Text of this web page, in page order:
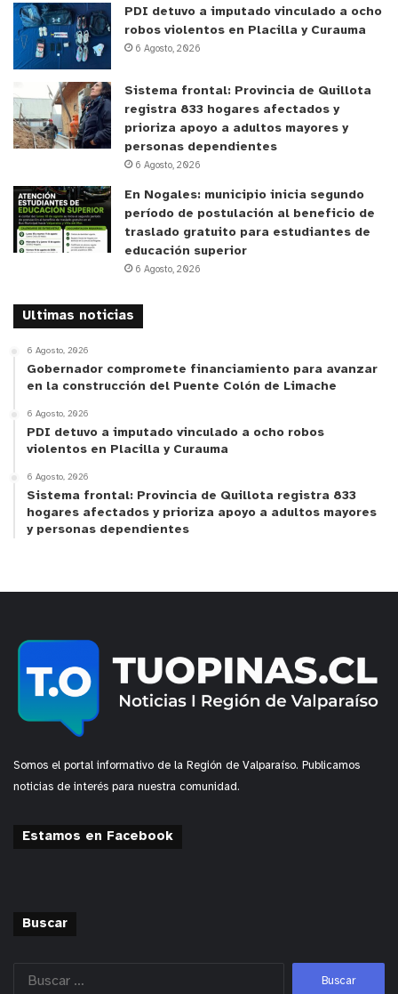
y tú, ¿qué opinas?
PDI detuvo a imputado vinculado a ocho
robos violentos en Placilla y Curauma
6 Agosto, 2026
Sistema frontal: Provincia de Quillota
registra 833 hogares afectados y
prioriza apoyo a adultos mayores y
personas dependientes
6 Agosto, 2026
En Nogales: municipio inicia segundo
período de postulación al beneficio de
traslado gratuito para estudiantes de
educación superior
6 Agosto, 2026
Ultimas noticias
6 Agosto, 2026
Gobernador compromete financiamiento para avanzar
en la construcción del Puente Colón de Limache
6 Agosto, 2026
PDI detuvo a imputado vinculado a ocho robos
violentos en Placilla y Curauma
6 Agosto, 2026
Sistema frontal: Provincia de Quillota registra 833
hogares afectados y prioriza apoyo a adultos mayores
y personas dependientes
Somos el portal informativo de la Región de Valparaíso. Publicamos
noticias de interés para nuestra comunidad.
Estamos en Facebook
Buscar